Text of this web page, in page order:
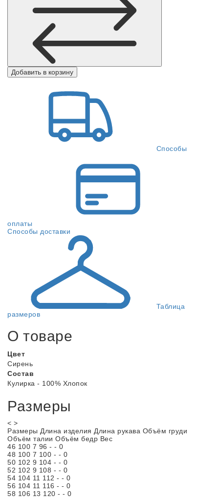
Добавить в корзину
Способы
оплаты
Способы доставки
Таблица
размеров
О товаре
Цвет
Сирень
Состав
Кулирка - 100% Хлопок
Размеры
< >
Размеры Длина изделия Длина рукава Объём груди
Объём талии Объём бедр Вес
46 100 7 96 - - 0
48 100 7 100 - - 0
50 102 9 104 - - 0
52 102 9 108 - - 0
54 104 11 112 - - 0
56 104 11 116 - - 0
58 106 13 120 - - 0